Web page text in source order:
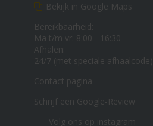
Bekijk in Google Maps
Bereikbaarheid:
Ma t/m vr: 8:00 - 16:30
Afhalen:
24/7 (met speciale afhaalcode)
Contact pagina
Schrijf een Google-Review
Volg ons op instagram